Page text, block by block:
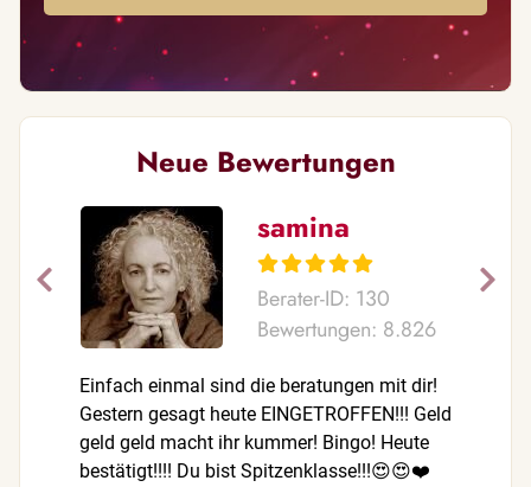
Neue Bewertungen
samina
Berater-ID: 130
Bewertungen: 8.826
Einfach einmal sind die beratungen mit dir!
Gestern gesagt heute EINGETROFFEN!!! Geld
geld geld macht ihr kummer! Bingo! Heute
bestätigt!!!! Du bist Spitzenklasse!!!😍😍❤️